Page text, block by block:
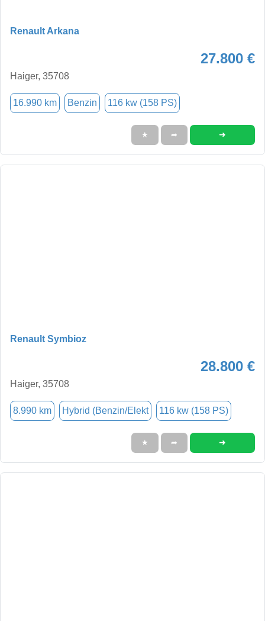
Renault Arkana
27.800 €
Haiger, 35708
16.990 km Benzin 116 kw (158 PS)
★ ➦ ➜
Renault Symbioz
28.800 €
Haiger, 35708
8.990 km Hybrid (Benzin/Elekt 116 kw (158 PS)
★ ➦ ➜